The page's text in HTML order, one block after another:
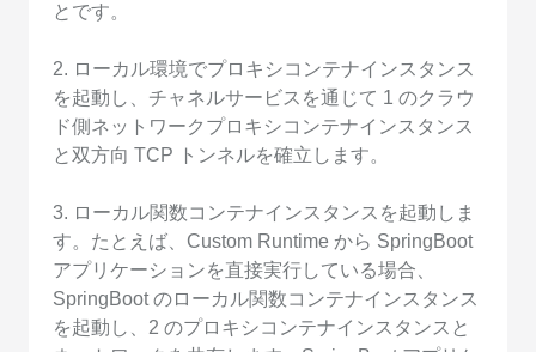
とです。
2. ローカル環境でプロキシコンテナインスタンス
を起動し、チャネルサービスを通じて 1 のクラウ
ド側ネットワークプロキシコンテナインスタンス
と双方向 TCP トンネルを確立します。
3. ローカル関数コンテナインスタンスを起動しま
す。たとえば、Custom Runtime から SpringBoot
アプリケーションを直接実行している場合、
SpringBoot のローカル関数コンテナインスタンス
を起動し、2 のプロキシコンテナインスタンスと